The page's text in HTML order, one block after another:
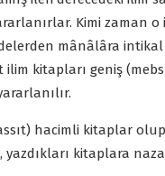
Kimi zaman
mânâlâra
kitapları geniş
hacimli kitaplar
yazdıkları kitaplara